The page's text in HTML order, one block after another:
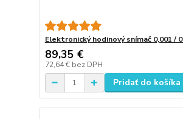
Elektronický hodinový snímač 0,001 /
89,35 €
72,64 € bez DPH
Pridať do košíka